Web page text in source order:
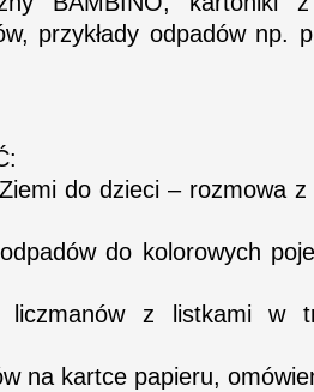
przykłady odpadów np.
do dzieci – rozmowa
do kolorowych
liczmanów z listkami w
na kartce papieru,